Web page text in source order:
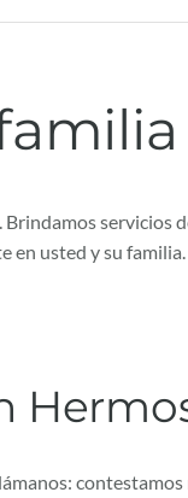
servicios
en usted y su familia.